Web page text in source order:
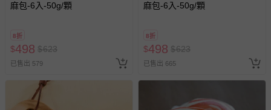
麻包-6入-50g/顆
8折
$498 $623
已售出 579
麻包-6入-50g/顆
8折
$498 $623
已售出 665